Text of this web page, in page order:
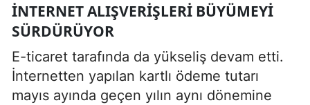
İNTERNET ALIŞVERIŞLERI BÜYÜMEYI
SÜRDÜRÜYOR
E-ticaret tarafında da yükseliş devam etti.
İnternetten yapılan kartlı ödeme tutarı
mayıs ayında geçen yılın aynı dönemine